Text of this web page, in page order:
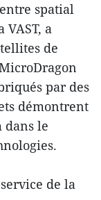
spatial
VAST, a
de
par des
démontrent
dans le
de la